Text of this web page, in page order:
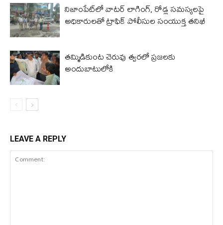
నిజాంపేట్‌లో వాటర్ లాగింగ్, రోడ్ల సమస్యలపై
అధికారులతో ట్రాఫిక్ పోలీసుల సంయుక్త తనిఖీ
తమ్మిడికుంట చెరువు త్వరలో ప్రజలకు
అందుబాటులోకి
LEAVE A REPLY